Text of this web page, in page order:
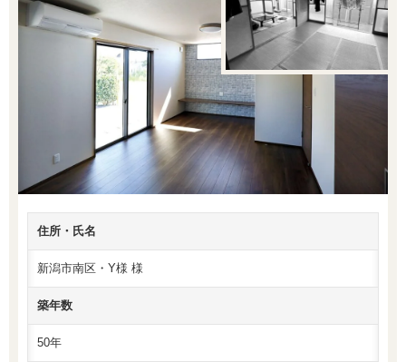
住所・氏名
新潟市南区・Y様 様
築年数
50年